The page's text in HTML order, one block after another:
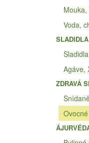
Voda,
SLADIDLA
Agáve,
ZDRAVÁ